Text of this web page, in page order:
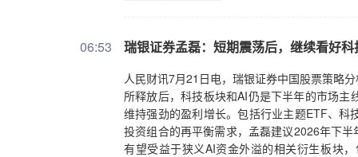
06:53 瑞银证券孟磊：短期震荡后，继续看好
人民财讯7月21日电，瑞银证券中国股票策略
所释放后，科技板块和AI仍是下半年的市场
维持强劲的盈利增长。包括行业主题ETF、
投资组合的再平衡需求，孟磊建议2026年下
有望受益于狭义AI资金外溢的相关衍生板块